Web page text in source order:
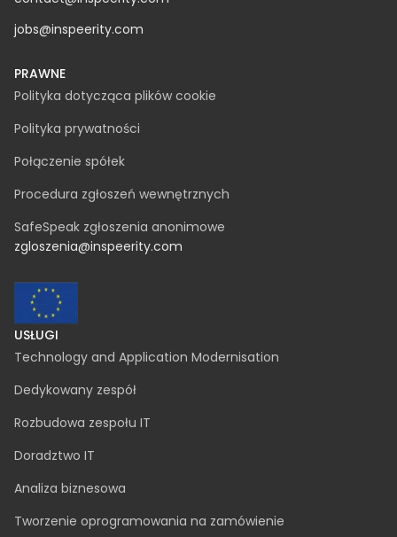
INSPEERITY SP. Z O.O.
ul. Świętojańska 12A
15-082 Białystok
NIP 542-330-61-86
REGON 369822928
KRS 0000731667
jobs@inspeerity.com
PRAWNE
Polityka dotycząca plików cookie
Polityka prywatności
Połączenie spółek
Procedura zgłoszeń wewnętrznych
SafeSpeak zgłoszenia anonimowe
zgloszenia@inspeerity.com